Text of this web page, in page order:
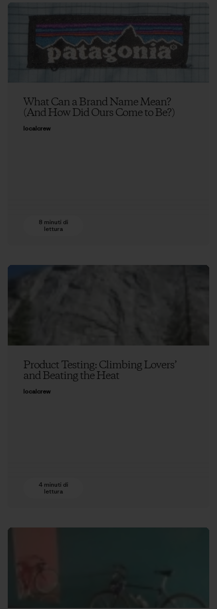
What Can a Brand Name Mean?
(And How Did Ours Come to Be?)
localcrew
8 minuti di
lettura
Product Testing: Climbing Lovers’
and Beating the Heat
localcrew
4 minuti di
lettura